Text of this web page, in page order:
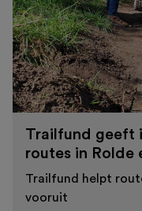
Trailfund geeft
routes in Rolde
Trailfund helpt
vooruit